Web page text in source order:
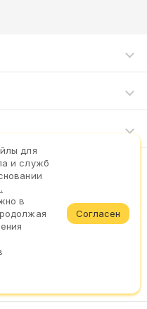
447
сети «9∙18»
для
и служб
в
Согласен